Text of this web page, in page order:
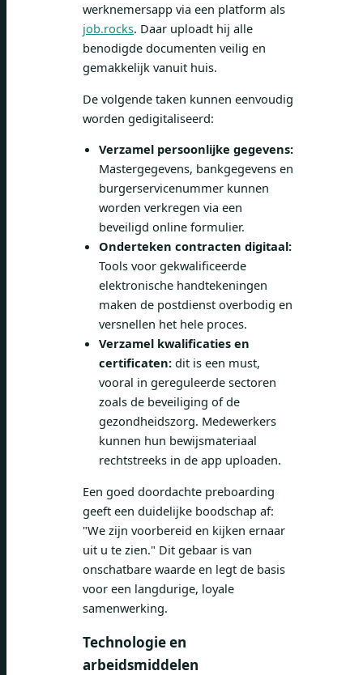
werknemersapp via een platform als
job.rocks. Daar uploadt hij alle
benodigde documenten veilig en
gemakkelijk vanuit huis.
De volgende taken kunnen eenvoudig
worden gedigitaliseerd:
Verzamel persoonlijke gegevens:
Mastergegevens, bankgegevens en
burgerservicenummer kunnen
worden verkregen via een
beveiligd online formulier.
Onderteken contracten digitaal:
Tools voor gekwalificeerde
elektronische handtekeningen
maken de postdienst overbodig en
versnellen het hele proces.
Verzamel kwalificaties en
certificaten: dit is een must,
vooral in gereguleerde sectoren
zoals de beveiliging of de
gezondheidszorg. Medewerkers
kunnen hun bewijsmateriaal
rechtstreeks in de app uploaden.
Een goed doordachte preboarding
geeft een duidelijke boodschap af:
"We zijn voorbereid en kijken ernaar
uit u te zien." Dit gebaar is van
onschatbare waarde en legt de basis
voor een langdurige, loyale
samenwerking.
Technologie en
arbeidsmiddelen